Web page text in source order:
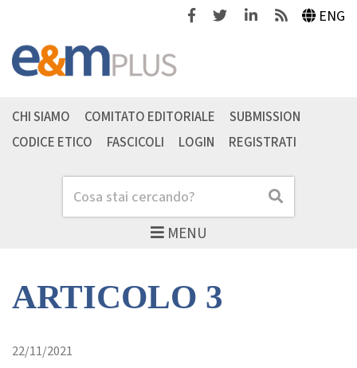
FacebookTwitterLinkedinFeeds ENG
MENU
Cerca Cerca
CHI SIAMO COMITATO EDITORIALE
SUBMISSION
CODICE ETICO
FASCICOLI LOGIN REGISTRATI
ARTICOLO 3
22/11/2021